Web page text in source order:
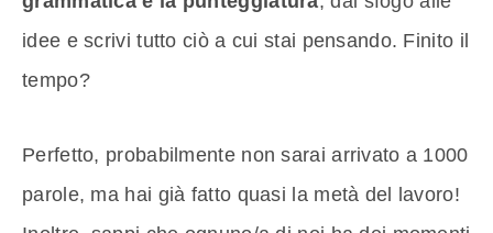
idee e scrivi tutto ciò a cui stai pensando. Finito il
tempo?
Perfetto, probabilmente non sarai arrivato a 1000
parole, ma hai già fatto quasi la metà del lavoro!